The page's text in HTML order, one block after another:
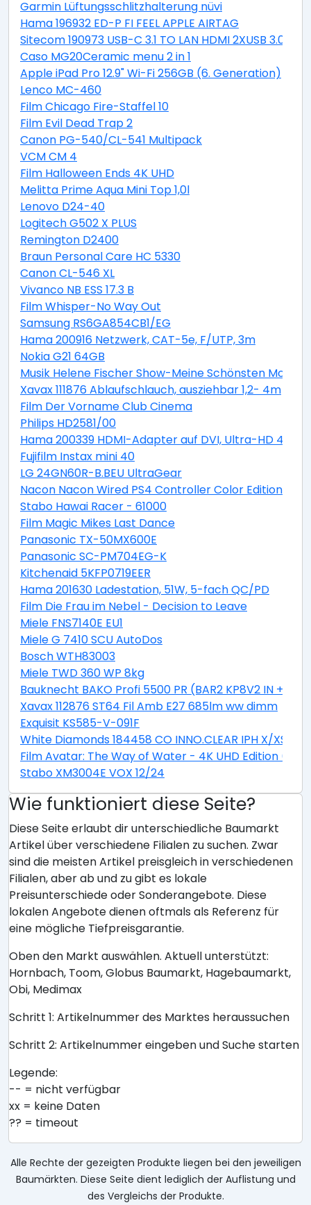
Garmin Lüftungsschlitzhalterung nüvi
Hama 196932 ED-P FI FEEL APPLE AIRTAG
Sitecom 190973 USB-C 3.1 TO LAN HDMI 2XUSB 3.0 PD
Caso MG20Ceramic menu 2 in 1
Apple iPad Pro 12.9" Wi-Fi 256GB (6. Generation)
Lenco MC-460
Film Chicago Fire-Staffel 10
Film Evil Dead Trap 2
Canon PG-540/CL-541 Multipack
VCM CM 4
Film Halloween Ends 4K UHD
Melitta Prime Aqua Mini Top 1,0l
Lenovo D24-40
Logitech G502 X PLUS
Remington D2400
Braun Personal Care HC 5330
Canon CL-546 XL
Vivanco NB ESS 17.3 B
Film Whisper-No Way Out
Samsung RS6GA854CB1/EG
Hama 200916 Netzwerk, CAT-5e, F/UTP, 3m
Nokia G21 64GB
Musik Helene Fischer Show-Meine Schönsten
Xavax 111876 Ablaufschlauch, ausziehbar 1,2- 4m
Film Der Vorname Club Cinema
Philips HD2581/00
Hama 200339 HDMI-Adapter auf DVI, Ultra-HD 4K
Fujifilm Instax mini 40
LG 24GN60R-B.BEU UltraGear
Nacon Nacon Wired PS4 Controller Color Edition blue
Stabo Hawai Racer - 61000
Film Magic Mikes Last Dance
Panasonic TX-50MX600E
Panasonic SC-PM704EG-K
Kitchenaid 5KFP0719EER
Hama 201630 Ladestation, 51W, 5-fach QC/PD
Film Die Frau im Nebel - Decision to Leave
Miele FNS7140E EU1
Miele G 7410 SCU AutoDos
Bosch WTH83003
Miele TWD 360 WP 8kg
Bauknecht BAKO Profi 5500 PR (BAR2 KP8V2 IN +
Xavax 112876 ST64 Fil Amb E27 685lm ww dimm
Exquisit KS585-V-091F
White Diamonds 184458 CO INNO.CLEAR IPH X/XS
Film Avatar: The Way of Water - 4K UHD Edition
Stabo XM3004E VOX 12/24
Wie funktioniert diese Seite?
Diese Seite erlaubt dir unterschiedliche Baumarkt
Artikel über verschiedene Filialen zu suchen. Zwar
sind die meisten Artikel preisgleich in verschiedenen
Filialen, aber ab und zu gibt es lokale
Preisunterschiede oder Sonderangebote. Diese
lokalen Angebote dienen oftmals als Referenz für
eine mögliche Tiefpreisgarantie.
Oben den Markt auswählen. Aktuell unterstützt:
Hornbach, Toom, Globus Baumarkt, Hagebaumarkt,
Obi, Medimax
Schritt 1: Artikelnummer des Marktes heraussuchen
Schritt 2: Artikelnummer eingeben und Suche starten
Legende:
-- = nicht verfügbar
xx = keine Daten
?? = timeout
Alle Rechte der gezeigten Produkte liegen bei den jeweiligen
Baumärkten. Diese Seite dient lediglich der Auflistung und
des Vergleichs der Produkte.